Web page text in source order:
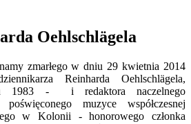
Oehlschlägela
zmarłego w dniu 29 kwietnia 2014
Reinharda Oehlschlägela,
1983 - i redaktora naczelnego
muzyce współczesnej
w Kolonii - honorowego członka